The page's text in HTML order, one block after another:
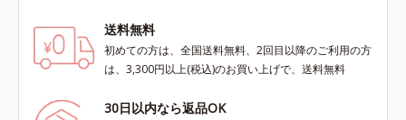
送料無料
初めての方は、全国送料無料、2回目以降のご利用の方
は、3,300円以上(税込)のお買い上げで、送料無料
30日以内なら返品OK